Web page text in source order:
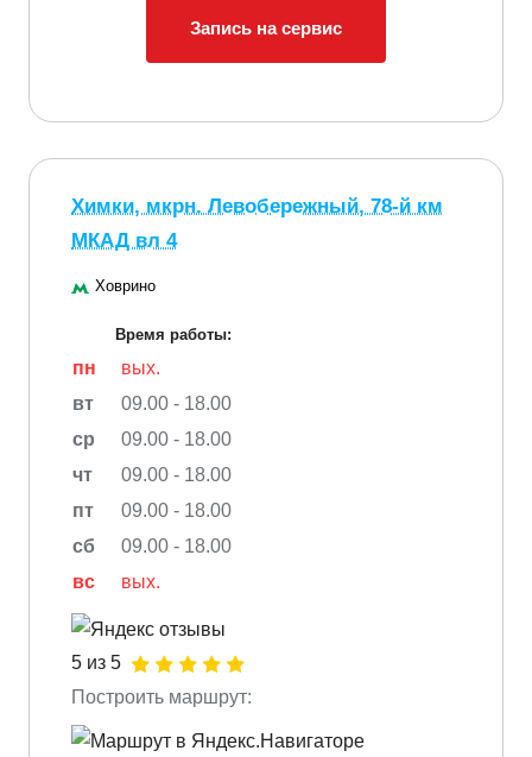
Запись на сервис
Химки, мкрн. Левобережный, 78-й км
МКАД вл 4
Ховрино
Время работы:
пн
вых.
вт
09.00 - 18.00
ср
09.00 - 18.00
чт
09.00 - 18.00
пт
09.00 - 18.00
сб
09.00 - 18.00
вс
вых.
5 из 5
Построить маршрут: